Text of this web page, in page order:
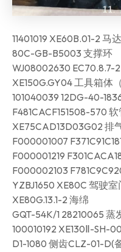
11401019 XE60B.01-2 马
80C-GB-B5003 支撑环
WJ08002630 EC70.8.7-
XE150G.GY04 工具箱体
101040039 12DG-40-
F481CACF151508-570
XE75CAD13D03G02 排
F000001007
F000001219
F000002103
YZBJ1650 XE80C 驾驶
XE80G.13.1-2 海绵
GQT-54K/1 28210065 蒸
100010192 XE130Ⅱ-SH-
D1-1080 侧齿CLZ-01-D(